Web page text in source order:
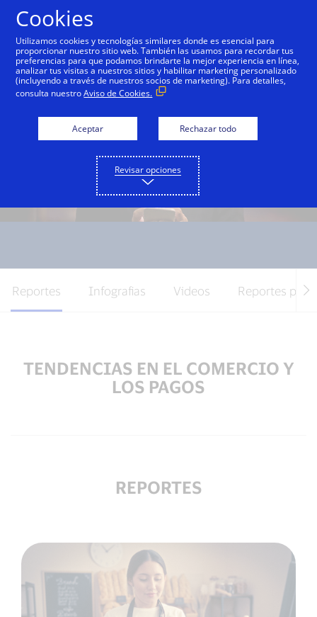
Reportes Infografias Videos Reportes
TENDENCIAS EN EL COMERCIO Y
LOS PAGOS
REPORTES
Cookies
Utilizamos cookies y tecnologías similares donde es esencial para
proporcionar nuestro sitio web. También las usamos para recordar tus
preferencias para que podamos brindarte la mejor experiencia en línea,
analizar tus visitas a nuestros sitios y habilitar marketing personalizado
(incluyendo a través de nuestros socios de marketing). Para detalles,
consulta nuestroAviso de Cookies.
Aceptar Rechazar todo
Revisar opciones